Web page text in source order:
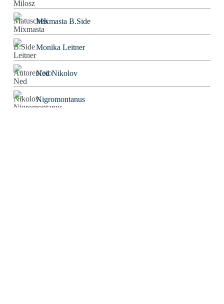
Mixmasta B.Side
Monika Leitner
Ned Nikolov
Nigromontanus